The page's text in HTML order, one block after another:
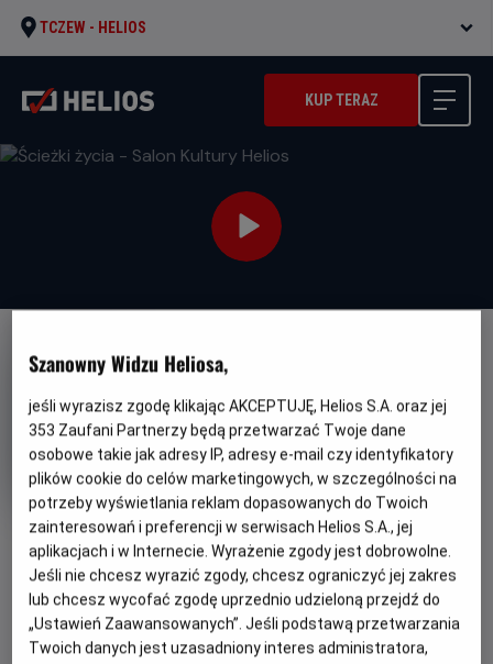
TCZEW - HELIOS
KUP TERAZ
OBSERWUJ
Ścieżki życia - Salon Kultury
Helios
Oryginalny
tytuł
The Salt Path Gatunek
Dramat
Minimalny
wiek
Od 15 lat
Czas
trwania
146 min
OCENA HELIOS
6.7
REŻYSERIA
Marianne Elliott
SCENARIUSZ
Rebecca Lenkiewicz, Raynor
WIĘCEJ SZCZEGÓŁÓW
OPIS WYDARZENIA
Szanowny Widzu Heliosa,
jeśli wyrazisz zgodę klikając AKCEPTUJĘ, Helios S.A. oraz jej
353 Zaufani Partnerzy będą przetwarzać Twoje dane
osobowe takie jak adresy IP, adresy e-mail czy identyfikatory
plików cookie do celów marketingowych, w szczególności na
potrzeby wyświetlania reklam dopasowanych do Twoich
zainteresowań i preferencji w serwisach Helios S.A., jej
aplikacjach i w Internecie. Wyrażenie zgody jest dobrowolne.
Jeśli nie chcesz wyrazić zgody, chcesz ograniczyć jej zakres
lub chcesz wycofać zgodę uprzednio udzieloną przejdź do
„Ustawień Zaawansowanych”. Jeśli podstawą przetwarzania
Twoich danych jest uzasadniony interes administratora,